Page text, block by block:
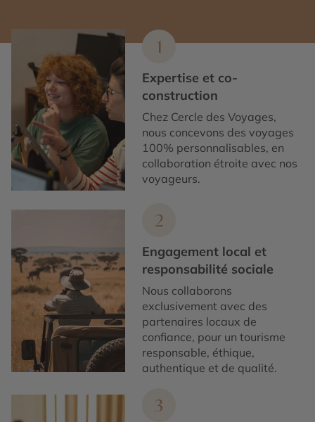
1
Expertise et co-
construction
Chez Cercle des Voyages,
nous concevons des voyages
100% personnalisables, en
collaboration étroite avec nos
voyageurs.
2
Engagement local et
responsabilité sociale
Nous collaborons
exclusivement avec des
partenaires locaux de
confiance, pour un tourisme
responsable, éthique,
authentique et de qualité.
3